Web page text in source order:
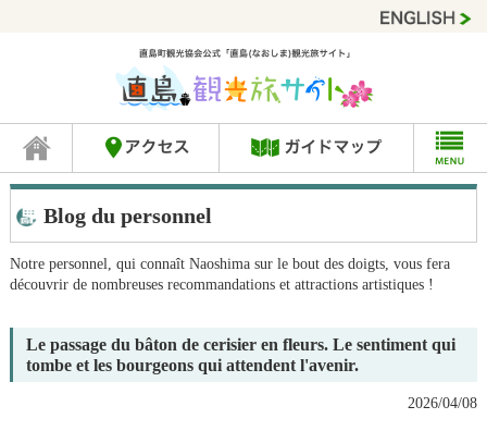
Blog du personnel
Notre personnel, qui connaît Naoshima sur le bout des doigts, vous fera
découvrir de nombreuses recommandations et attractions artistiques !
Le passage du bâton de cerisier en fleurs. Le sentiment qui
tombe et les bourgeons qui attendent l'avenir.
2026/04/08